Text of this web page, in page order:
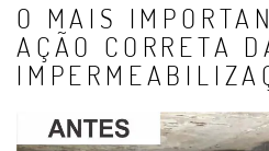
O MAIS
AÇÃO CORRETA